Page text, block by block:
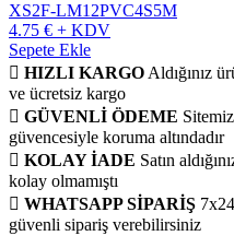
XS2F-LM12PVC4S5M
4.75 € + KDV
Sepete Ekle
HIZLI KARGO Aldığınız
ve ücretsiz kargo
GÜVENLİ ÖDEME
güvencesiyle koruma altındadır
KOLAY İADE Satın
kolay olmamıştı
WHATSAPP SİPARİŞ
güvenli sipariş verebilirsiniz